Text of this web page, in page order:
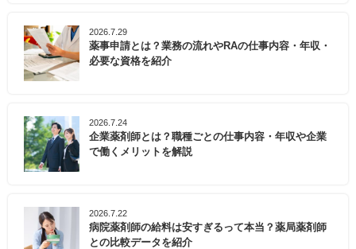
2026.7.29
薬事申請とは？業務の流れやRAの仕事内容・年収・
必要な資格を紹介
2026.7.24
企業薬剤師とは？職種ごとの仕事内容・年収や企業
で働くメリットを解説
2026.7.22
病院薬剤師の給料は安すぎるって本当？薬局薬剤師
との比較データを紹介